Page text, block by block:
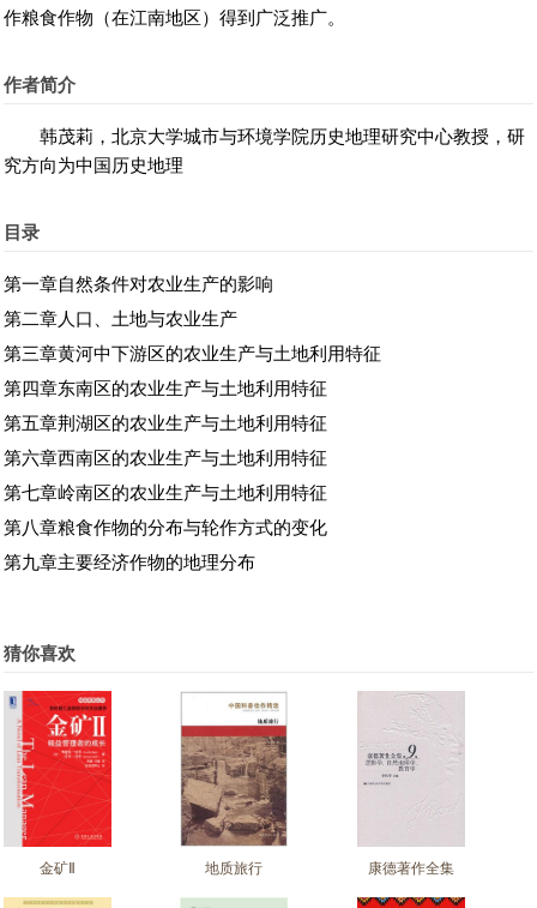
作粮食作物（在江南地区）得到广泛推广。
作者简介
韩茂莉，北京大学城市与环境学院历史地理研究中心教授，研
究方向为中国历史地理
目录
第一章自然条件对农业生产的影响
第二章人口、土地与农业生产
第三章黄河中下游区的农业生产与土地利用特征
第四章东南区的农业生产与土地利用特征
第五章荆湖区的农业生产与土地利用特征
第六章西南区的农业生产与土地利用特征
第七章岭南区的农业生产与土地利用特征
第八章粮食作物的分布与轮作方式的变化
第九章主要经济作物的地理分布
猜你喜欢
金矿Ⅱ 地质旅行
康德著作全集